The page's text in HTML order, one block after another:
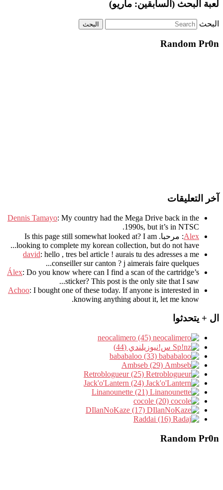
لعبة البحث (السابقين: ماريو)
البحث
Random Pr0n
آخر التعليقات
Dennis Tamayo: My country had the Mega Drive back in the
1990s, but it’s in NTSC
.
Alex: مرحبا. Is this page still somewhat looked at? I am
looking to complete my korean collection, but do not have..
.
david: hello , tres bel article ! aurais tu des adresses a me
conseiller sur canton ? j aimerais faire quelques..
.
Álex: Do you know where can I find a scan of the cartridge’s
sticker? This post is the only site that I saw...
Achoo: I bought one of these today. If anyone is interested in
knowing anything about it, let me know.
ال + يتحدثوا
س!نيوزيلندي (44)
Random Pr0n